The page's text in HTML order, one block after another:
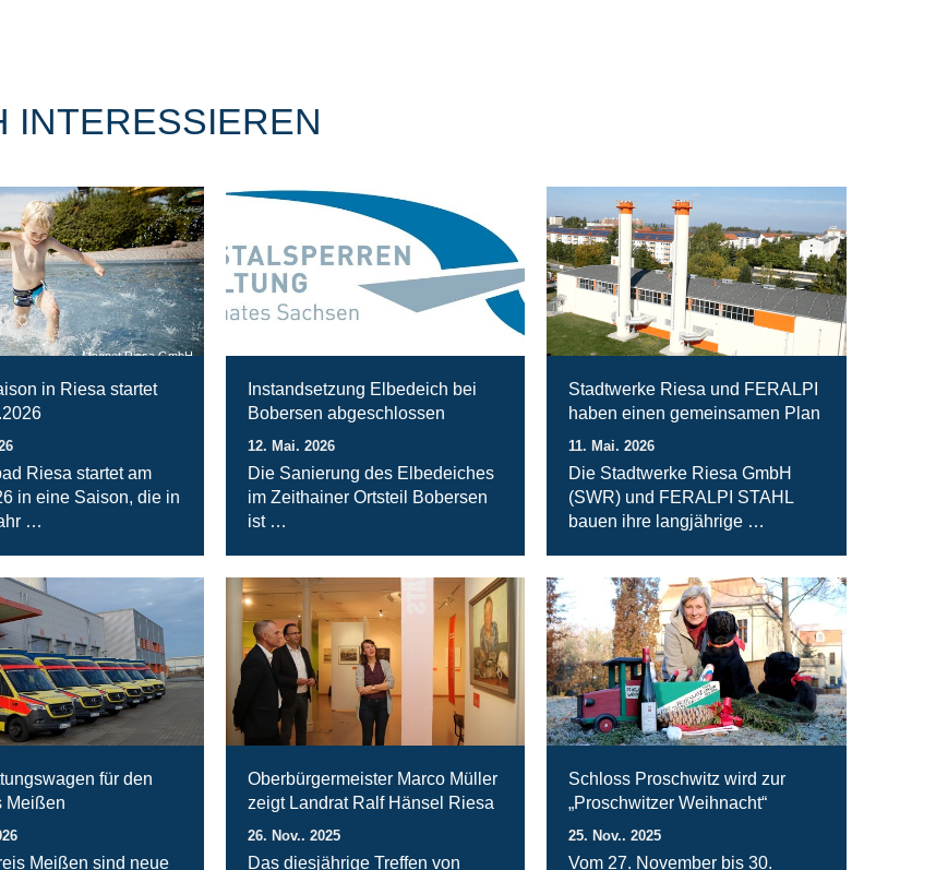
INTERESSIEREN
Magnet Riesa GmbH
in Riesa startet
Riesa startet am
in eine Saison, die in
…
Instandsetzung Elbedeich bei
Bobersen abgeschlossen
12. Mai. 2026
Die Sanierung des Elbedeiches
im Zeithainer Ortsteil Bobersen
ist …
Stadtwerke Riesa und FERALPI
haben einen gemeinsamen Plan
11. Mai. 2026
Die Stadtwerke Riesa GmbH
(SWR) und FERALPI STAHL
bauen ihre langjährige …
für den
Meißen
Meißen sind neue
Oberbürgermeister Marco Müller
zeigt Landrat Ralf Hänsel Riesa
26. Nov.. 2025
Das diesjährige Treffen von
Schloss Proschwitz wird zur
„Proschwitzer Weihnacht“
25. Nov.. 2025
Vom 27. November bis 30.